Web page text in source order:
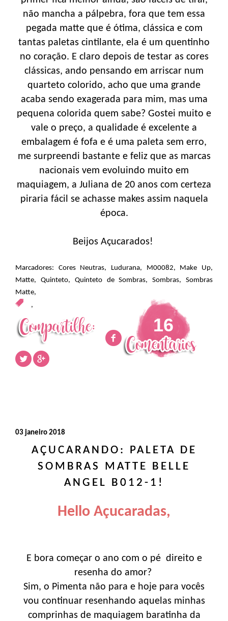
não mancha a pálpebra, fora que tem essa
pegada matte que é ótima, clássica e com
tantas paletas cintilante, ela é um quentinho
no coração. E claro depois de testar as cores
clássicas, ando pensando em arriscar num
quarteto colorido, acho que uma grande
acaba sendo exagerada para mim, mas uma
pequena colorida quem sabe? Gostei muito e
vale o preço, a qualidade é excelente a
embalagem é fofa e é uma paleta sem erro,
me surpreendi bastante e feliz que as marcas
nacionais vem evoluindo muito em
maquiagem, a Juliana de 20 anos com certeza
piraria fácil se achasse makes assim naquela
época.
Beijos Açucarados!
Marcadores: Cores Neutras, Ludurana, M00082, Make Up,
Matte, Quinteto, Quinteto de Sombras,Sombras,Sombras
Matte,
,
16
03 janeiro 2018
AÇUCARANDO: PALETA DE
SOMBRAS MATTE BELLE
ANGEL B012-1!
Hello Açucaradas,
E bora começar o ano com o pé direito e
resenha do amor?
Sim, o Pimenta não para e hoje para vocês
vou continuar resenhando aquelas minhas
comprinhas de maquiagem baratinha da